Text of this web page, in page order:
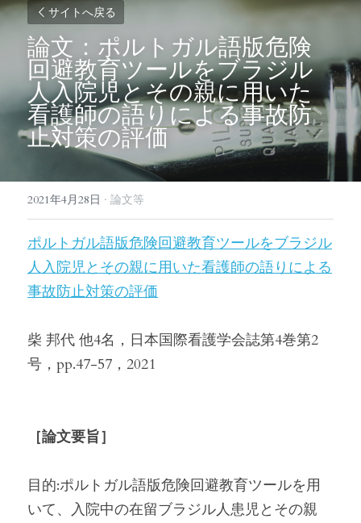
サイトへ戻る
論文：ポルトガル語版危険
回避教育ツールをブラジル
人入院児とその親に用いた
看護師の語りによる事故防
止対策の評価
2021年4月28日 · 論文等
ポルトガル語版危険回避教育ツールをブラジル
人入院児とその親に用いた看護師の語りによる
事故防止対策の評価
柴 邦代 他4名，日本国際看護学会誌第4巻第2
号，pp.47-57，2021
［論文要旨］
目的:ポルトガル語版危険回避教育ツールを用
いて、入院中の在留ブラジル人患児とその親